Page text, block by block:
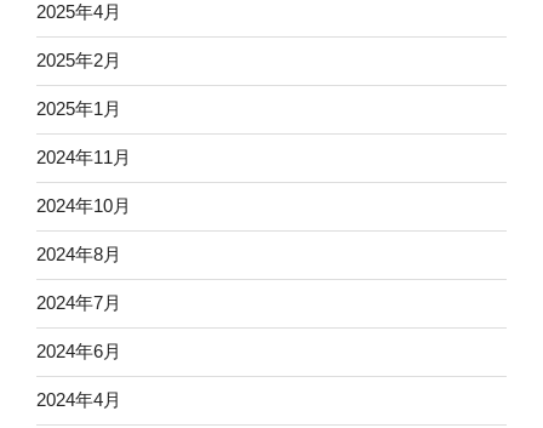
2025年4月
2025年2月
2025年1月
2024年11月
2024年10月
2024年8月
2024年7月
2024年6月
2024年4月